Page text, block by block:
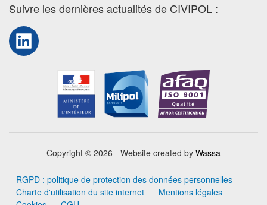
Suivre les dernières actualités de CIVIPOL :
LinkedIn
Copyright © 2026 - Website created by Wassa
RGPD : politique de protection des données personnelles
Charte d'utilisation du site internet
Mentions légales